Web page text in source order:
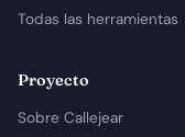
Todas las herramientas
Proyecto
Sobre Callejear